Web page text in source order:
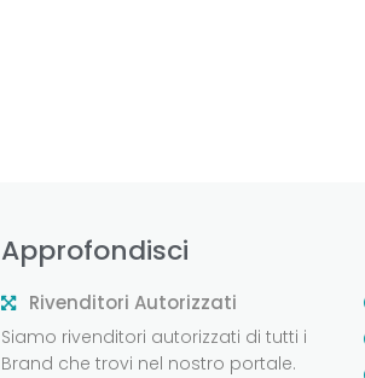
Approfondisci
Rivenditori Autorizzati
Siamo rivenditori autorizzati di tutti i
Brand che trovi nel nostro portale.